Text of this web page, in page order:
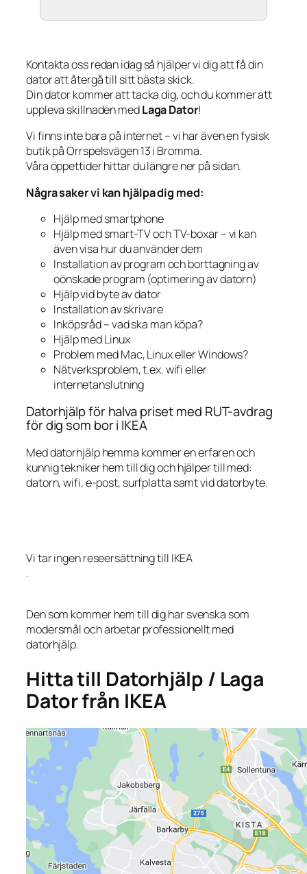
Kontakta oss redan idag så hjälper vi dig att få din
dator att återgå till sitt bästa skick.
Din dator kommer att tacka dig, och du kommer att
uppleva skillnaden medLaga Dator!
Vi finns inte bara på internet – vi har även en fysisk
butik på Orrspelsvägen 13 i Bromma.
Våra öppettider hittar du längre ner på sidan.
Några saker vi kan hjälpa dig med:
Hjälp med smartphone
Hjälp med smart-TV och TV-boxar – vi kan
även visa hur du använder dem
Installation av program och borttagning av
oönskade program (optimering av datorn)
Hjälp vid byte av dator
Installation av skrivare
Inköpsråd – vad ska man köpa?
Hjälp med Linux
Problem med Mac, Linux eller Windows?
Nätverksproblem, t.ex. wifi eller
internetanslutning
Datorhjälp för halva priset med RUT-avdrag
för dig som bor i IKEA
Med datorhjälp hemma kommer en erfaren och
kunnig tekniker hem till dig och hjälper till med:
datorn, wifi, e-post, surfplatta samt vid datorbyte.
Vi tar ingen reseersättning till IKEA
.
Den som kommer hem till dig har svenska som
modersmål och arbetar professionellt med
datorhjälp.
Hitta till Datorhjälp / Laga
Dator från IKEA